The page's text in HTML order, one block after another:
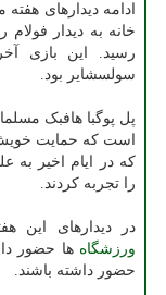
ادامه دیدارهای هفته
خانه به دیدار
رسید. این بازی
سولسشایر بود.
پل پوگبا هافبک
است که حمایت
که در ایام اخیر
را تجربه کردند.
در دیدارهای این هفته لیگ
ورزشگاه ها حضور
حضور داشته باشند.